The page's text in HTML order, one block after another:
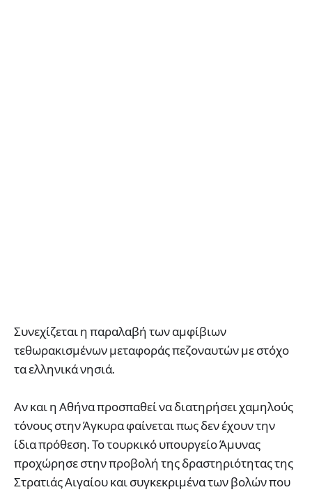
Συνεχίζεται η παραλαβή των αμφίβιων
τεθωρακισμένων μεταφοράς πεζοναυτών με στόχο
τα ελληνικά νησιά.
Αν και η Αθήνα προσπαθεί να διατηρήσει χαμηλούς
τόνους στην Άγκυρα φαίνεται πως δεν έχουν την
ίδια πρόθεση. Το τουρκικό υπουργείο Άμυνας
προχώρησε στην προβολή της δραστηριότητας της
Στρατιάς Αιγαίου και συγκεκριμένα των βολών που